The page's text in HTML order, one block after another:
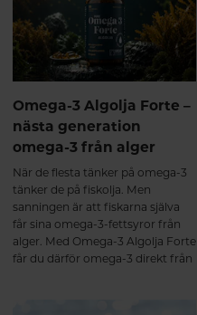
skapa goda förutsättningar för en
naturlig sexlust.
Omega-3 Algolja Forte –
nästa generation
omega-3 från alger
När de flesta tänker på omega-3
tänker de på fiskolja. Men
sanningen är att fiskarna själva
får sina omega-3-fettsyror från
alger. Med Omega-3 Algolja Forte
får du därför omega-3 direkt från